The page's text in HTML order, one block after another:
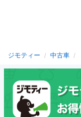
ジモティー 中古車